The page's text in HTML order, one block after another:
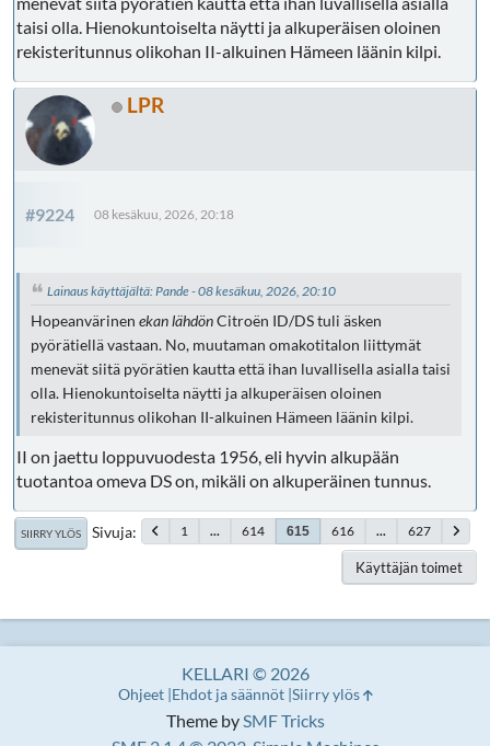
taisi olla. Hienokuntoiselta näytti ja alkuperäisen oloinen
rekisteritunnus olikohan II-alkuinen Hämeen läänin kilpi.
LPR
#9224 08 kesäkuu, 2026, 20:18
Lainaus käyttäjältä: Pande - 08 kesäkuu, 2026, 20:10
Hopeanvärinen ekan lähdönCitroën ID/DS tuli äsken
pyörätiellä vastaan. No, muutaman omakotitalon liittymät
menevät siitä pyörätien kautta että ihan luvallisella asialla taisi
olla. Hienokuntoiselta näytti ja alkuperäisen oloinen
rekisteritunnus olikohan II-alkuinen Hämeen läänin kilpi.
II on jaettu loppuvuodesta 1956, eli hyvin alkupään
tuotantoa omeva DS on, mikäli on alkuperäinen tunnus.
SIIRRY YLÖS Sivuja 1 ... 614 615 616 ... 627
Käyttäjän toimet
Theme bySMF Tricks
KELLARI © 2026
Ohjeet Ehdot ja säännöt Siirry ylös